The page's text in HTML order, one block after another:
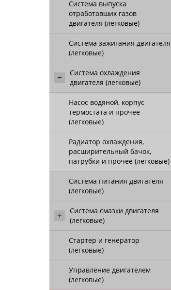
Система выпуска
отработавших газов
двигателя (легковые)
Система зажигания двигателя
(легковые)
Система охлаждения
двигателя (легковые)
Насос водяной, корпус
термостата и прочее
(легковые)
Радиатор охлаждения,
расширительный бачок,
патрубки и прочее (легковые)
Система питания двигателя
(легковые)
Система смазки двигателя
(легковые)
Стартер и генератор
(легковые)
Управление двигателем
(легковые)